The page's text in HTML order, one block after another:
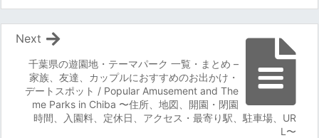
千葉県の遊園地・テーマパーク 一覧・まとめ –
家族、友達、カップルにおすすめのお出かけ・
デートスポット / Popular Amusement and The
me Parks in Chiba 〜住所、地図、開園・閉園
時間、入園料、定休日、アクセス・最寄り駅、駐車場、UR
L〜
Next